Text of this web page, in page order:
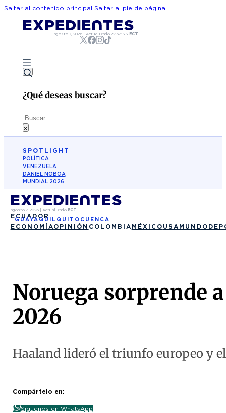
Saltar al contenido principal Saltar al pie de página
agosto 7, 2026| Actualizado 22:57:33 ECT
¿Qué deseas buscar?
Buscar
×
SPOTLIGHT
POLÍTICA
VENEZUELA
DANIEL NOBOA
MUNDIAL 2026
agosto 7, 2026| Actualizado ECT
ECUADOR
GUAYAQUIL QUITO CUENCA
ECONOMÍAOPINIÓN COLOMBIA MÉXICO USA MUNDO
Noruega sorprende
2026
Haaland lideró el triunfo europeo y
Compártelo en:
Síguenos en WhatsApp